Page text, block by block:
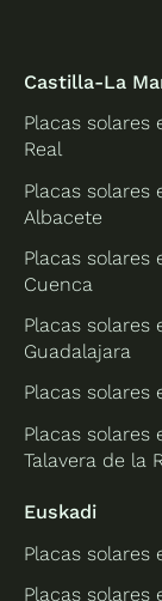
Castilla-La
Placas solares
Real
Placas solares
Albacete
Placas solares
Cuenca
Placas solares
Guadalajara
Placas solares
Placas solares
Talavera de la
Euskadi
Placas solares
Placas solares